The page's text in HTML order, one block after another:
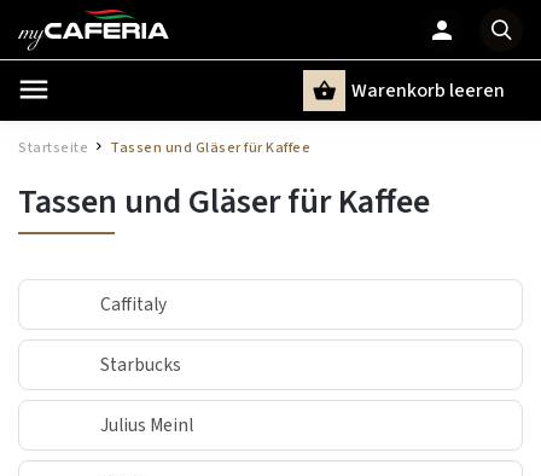
Warenkorb leeren
Startseite / Tassen und Gläser für Kaffee
Tassen und Gläser für Kaffee
Caffitaly
Starbucks
Julius Meinl